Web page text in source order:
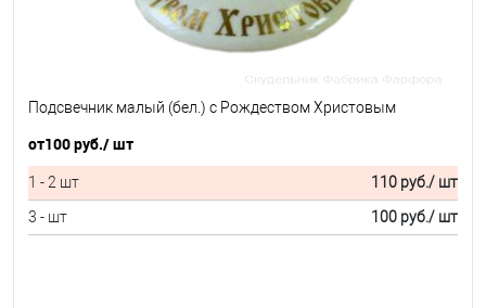
Подсвечник малый (бел.) с Рождеством Христовым
от100 руб./ шт
1 - 2 шт 110 руб./ шт
3 - шт
100 руб./ шт